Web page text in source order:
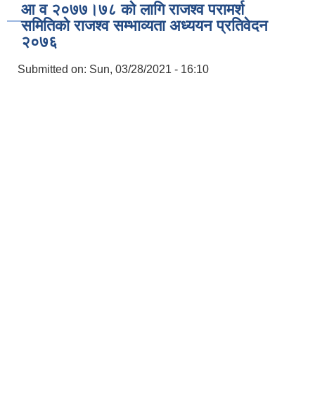
आ व २०७७।७८ को लागि राजश्व परामर्श
समितिको राजश्व सम्भाव्यता अध्ययन प्रतिवेदन
२०७६
Submitted on: Sun, 03/28/2021 - 16:10